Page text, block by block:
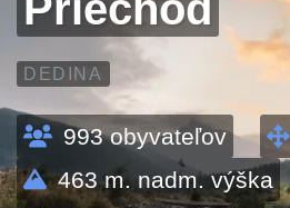
DEDINA
993obyvateľov
463m. nadm. výška